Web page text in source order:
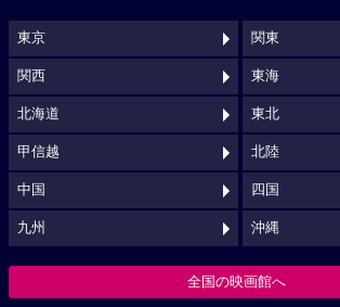
東京 関東
関西 東海
北海道 東北
甲信越 北陸
中国 四国
九州 沖縄
全国の映画館へ